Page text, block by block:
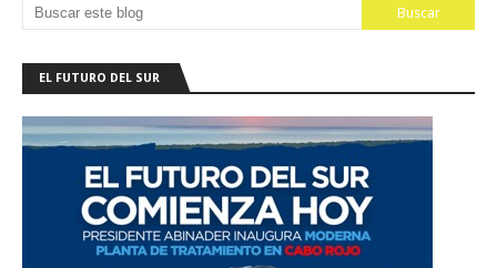
EL FUTURO DEL SUR